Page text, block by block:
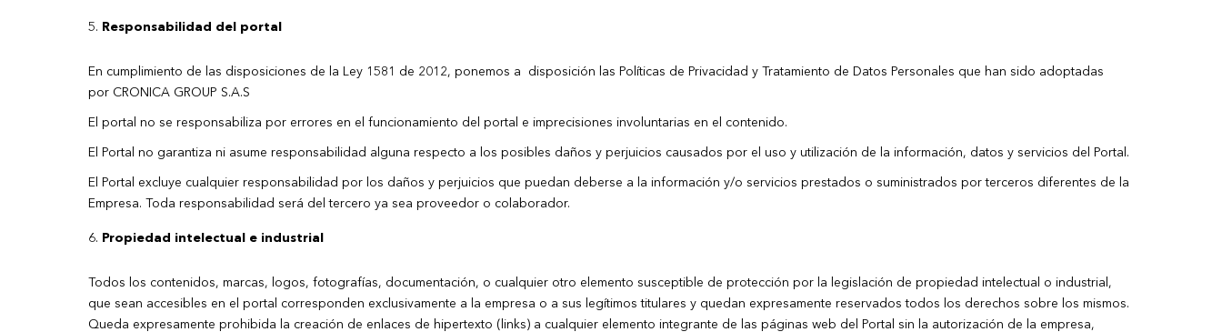
Responsabilidad del portal
En cumplimiento de las disposiciones de la Ley 1581 de 2012, ponemos a disposición las Políticas de Privacidad y Tratamiento de Datos Personales que han sido adoptadas
por CRONICA GROUP S.A.S
El portal no se responsabiliza por errores en el funcionamiento del portal e imprecisiones involuntarias en el contenido.
El Portal no garantiza ni asume responsabilidad alguna respecto a los posibles daños y perjuicios causados por el uso y utilización de la información, datos y servicios del Portal.
El Portal excluye cualquier responsabilidad por los daños y perjuicios que puedan deberse a la información y/o servicios prestados o suministrados por terceros diferentes de la
Empresa. Toda responsabilidad será del tercero ya sea proveedor o colaborador.
Propiedad intelectual e industrial
Todos los contenidos, marcas, logos, fotografías, documentación, o cualquier otro elemento susceptible de protección por la legislación de propiedad intelectual o industrial,
que sean accesibles en el portal corresponden exclusivamente a la empresa o a sus legítimos titulares y quedan expresamente reservados todos los derechos sobre los mismos.
Queda expresamente prohibida la creación de enlaces de hipertexto (links) a cualquier elemento integrante de las páginas web del Portal sin la autorización de la empresa,